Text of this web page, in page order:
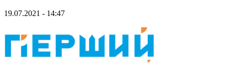
19.07.2021 - 14:47